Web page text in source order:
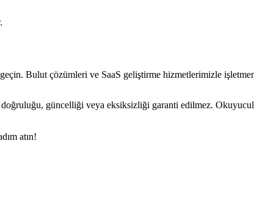
Bulut çözümleri ve SaaS geliştirme hizmetlerimizle
güncelliği veya eksiksizliği garanti edilmez.
atın!